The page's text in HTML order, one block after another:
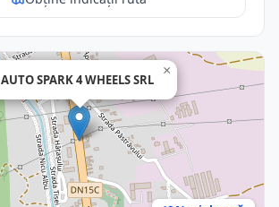
AUTO SPARK 4 WHEELS SRL
×